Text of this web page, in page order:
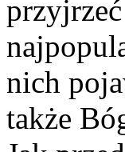
nich
także